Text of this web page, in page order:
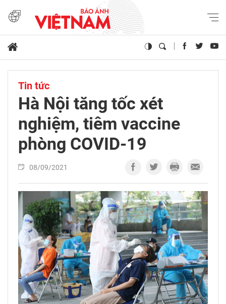
Tin tức
Hà Nội tăng tốc xét
nghiệm, tiêm vaccine
phòng COVID-19
08/09/2021